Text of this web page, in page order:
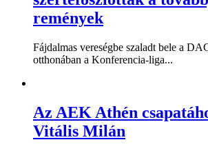
remények
Fájdalmas vereségbe szaladt bele a
otthonában a Konferencia-liga...
Az AEK Athén
Vitális Milán